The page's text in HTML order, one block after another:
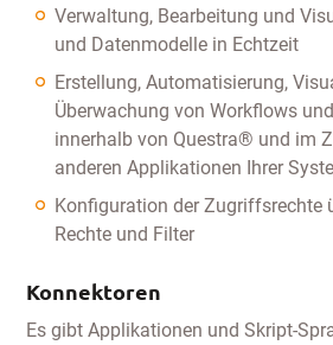
Verwaltung, Bearbeitung und
und Datenmodelle in Echtzeit
Erstellung, Automatisierung,
Überwachung von Workflows
innerhalb von Questra® und im
anderen Applikationen Ihrer
Konfiguration der Zugriffsrechte
Rechte und Filter
Konnektoren
Es gibt Applikationen und Skript-